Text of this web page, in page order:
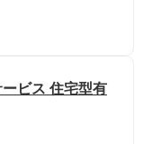
ービス 住宅型有